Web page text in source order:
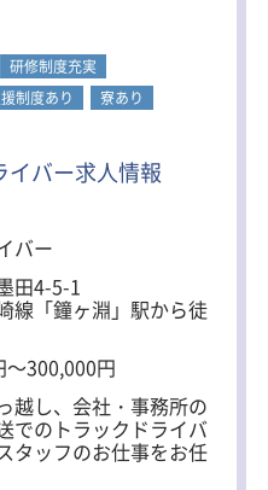
すが、配置換え、転
就業場所・業務内容を
あります
ー
92-1
央区中央港2-4-4
研修制度充実
制度あり
寮あり
イバー求人情報
バー
田4-5-1
線「鐘ヶ淵」駅から徒
～300,000円
越し、会社・事務所の
でのトラックドライバ
タッフのお仕事をお任